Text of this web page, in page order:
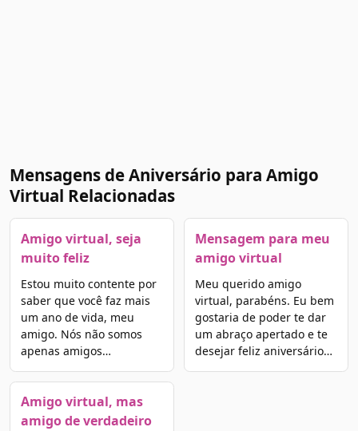
Mensagens de Aniversário para Amigo
Virtual Relacionadas
Amigo virtual, seja
muito feliz
Estou muito contente por
saber que você faz mais
um ano de vida, meu
amigo. Nós não somos
apenas amigos…
Amigo virtual, mas
amigo de verdadeiro
Mensagem para meu
amigo virtual
Meu querido amigo
virtual, parabéns. Eu bem
gostaria de poder te dar
um abraço apertado e te
desejar feliz aniversário…